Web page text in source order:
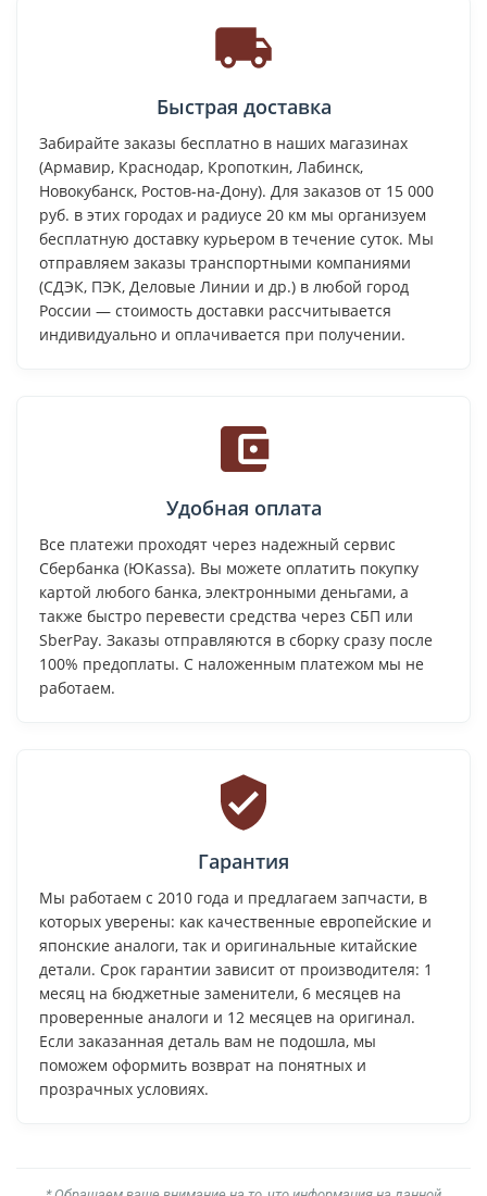
Быстрая доставка
Забирайте заказы бесплатно в наших магазинах
(Армавир, Краснодар, Кропоткин, Лабинск,
Новокубанск, Ростов-на-Дону). Для заказов от 15 000
руб. в этих городах и радиусе 20 км мы организуем
бесплатную доставку курьером в течение суток. Мы
отправляем заказы транспортными компаниями
(СДЭК, ПЭК, Деловые Линии и др.) в любой город
России — стоимость доставки рассчитывается
индивидуально и оплачивается при получении.
Удобная оплата
Все платежи проходят через надежный сервис
Сбербанка (ЮKassa). Вы можете оплатить покупку
картой любого банка, электронными деньгами, а
также быстро перевести средства через СБП или
SberPay. Заказы отправляются в сборку сразу после
100% предоплаты. С наложенным платежом мы не
работаем.
Гарантия
Мы работаем с 2010 года и предлагаем запчасти, в
которых уверены: как качественные европейские и
японские аналоги, так и оригинальные китайские
детали. Срок гарантии зависит от производителя: 1
месяц на бюджетные заменители, 6 месяцев на
проверенные аналоги и 12 месяцев на оригинал.
Если заказанная деталь вам не подошла, мы
поможем оформить возврат на понятных и
прозрачных условиях.